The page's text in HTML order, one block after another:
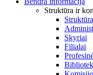
Struktūra ir
Struktūra
Skyriai
Filialai